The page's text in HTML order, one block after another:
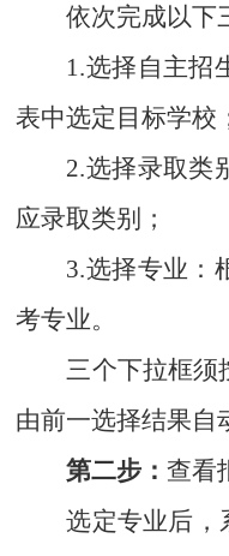
依次完成以下
1.选择自主招
表中选定目标学校
2.选择录取类
应录取类别；
3.选择专业：
考专业。
三个下拉框须
由前一选择结果自
第二步：查看
选定专业后，